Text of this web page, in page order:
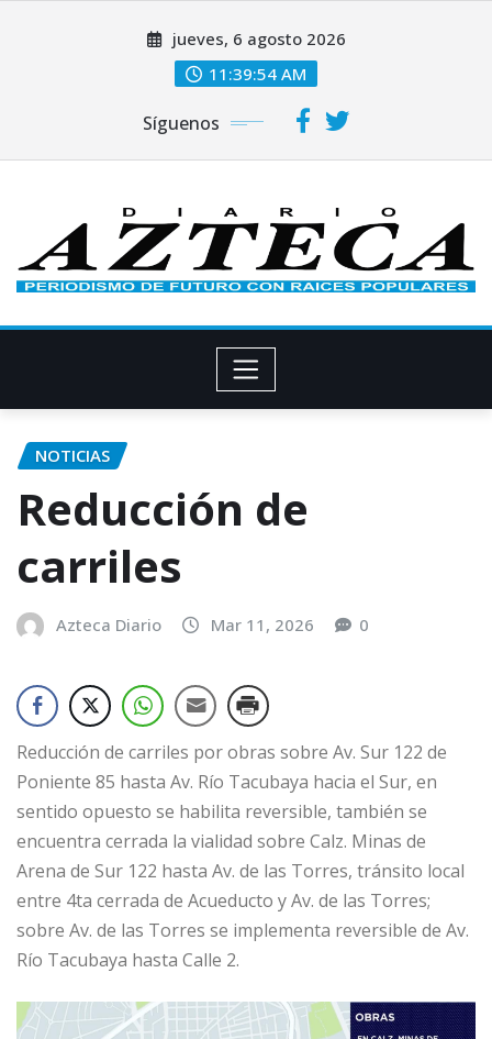
jueves, 6 agosto 2026
11:39:55 AM
Síguenos
NOTICIAS
Reducción de
carriles
Azteca Diario Mar 11, 2026 0
Reducción de carriles por obras sobre Av. Sur 122 de
Poniente 85 hasta Av. Río Tacubaya hacia el Sur, en
sentido opuesto se habilita reversible, también se
encuentra cerrada la vialidad sobre Calz. Minas de
Arena de Sur 122 hasta Av. de las Torres, tránsito local
entre 4ta cerrada de Acueducto y Av. de las Torres;
sobre Av. de las Torres se implementa reversible de Av.
Río Tacubaya hasta Calle 2.